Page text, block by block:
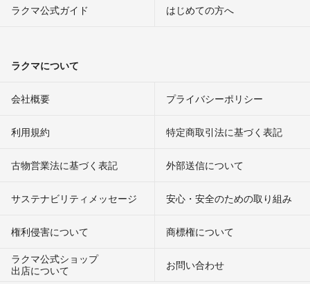
ラクマ公式ガイド はじめての方へ
ラクマについて
会社概要 プライバシーポリシー
利用規約 特定商取引法に基づく表記
古物営業法に基づく表記 外部送信について
サステナビリティメッセージ 安心・安全のための取り組み
権利侵害について
商標権について
ラクマ公式ショップ
出店について
お問い合わせ